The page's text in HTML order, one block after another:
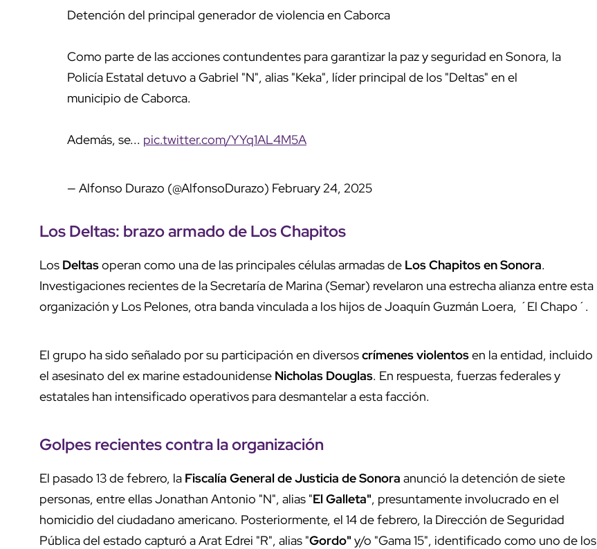
Detención del principal generador de violencia en Caborca
Como parte de las acciones contundentes para garantizar la paz y seguridad en Sonora, la
Policía Estatal detuvo a Gabriel "N", alias "Keka", líder principal de los "Deltas" en el
municipio de Caborca.
Además, se... pic.twitter.com/YYq1AL4M5A
— Alfonso Durazo (@AlfonsoDurazo) February 24, 2025
Los Deltas: brazo armado de Los Chapitos
Los Deltasoperan como una de las principales células armadas de Los Chapitos en Sonora.
Investigaciones recientes de la Secretaría de Marina (Semar) revelaron una estrecha alianza entre esta
organización y Los Pelones, otra banda vinculada a los hijos de Joaquín Guzmán Loera, ´El Chapo´.
El grupo ha sido señalado por su participación en diversoscrímenes violentosen la entidad, incluido
el asesinato del ex marine estadounidense Nicholas Douglas. En respuesta, fuerzas federales y
estatales han intensificado operativos para desmantelar a esta facción.
Golpes recientes contra la organización
El pasado 13 de febrero, la Fiscalía General de Justicia de Sonora anunció la detención de siete
personas, entre ellas Jonathan Antonio "N", alias "El Galleta", presuntamente involucrado en el
homicidio del ciudadano americano. Posteriormente, el 14 de febrero, la Dirección de Seguridad
Pública del estado capturó a Arat Edrei "R", alias "Gordo" y/o "Gama 15", identificado como uno de los